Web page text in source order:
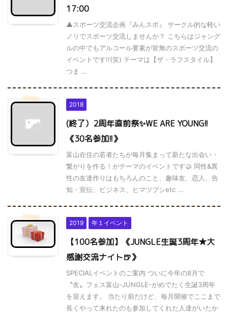
17:00
▲スポーツ交流企画『みんスポ』 サークル的な軽い
ノリでスポーツ交流しませんか？ こちらはジャング
ルの中でもアルコール要素が皆無のスポーツ交流の
イベントです!!(笑) テーマは【ザ・ラフスタイル】
つま ...
2018
(終了）2周年直前祭✨WE ARE YOUNG!!
《30名参加!!》
富山在住の若者たちが毎月集まって新たな出会い・
繋がりを作る！がテーマのイベントです🤝 同性&異
性の友達作りはもちろんのこと、趣味友、恋人、告
知・宣伝、ビジネス、ヒマツブシetc ...
2019 年１イベント
【100名参加】《JUNGLE生誕3周年★大
感謝交流ナイト🍺》
SPECIALイベントのご案内 ついに今年の8月で
〝友〟フェス富山-JUNGLE-がめでたく生誕3周年
を迎えます。 当たり前だけど、毎月開催でここまで
長くやって来れたのも参加してくれた人達がいたか